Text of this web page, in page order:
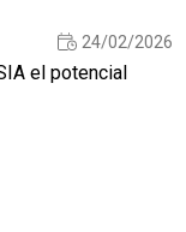
24/02/2026
el potencial